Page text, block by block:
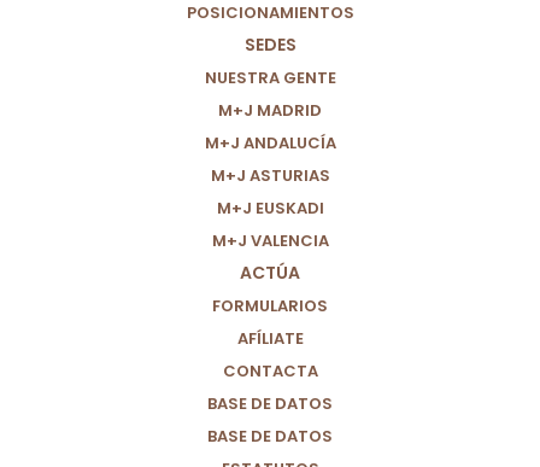
POSICIONAMIENTOS
SEDES
NUESTRA GENTE
M+J MADRID
M+J ANDALUCÍA
M+J ASTURIAS
M+J EUSKADI
M+J VALENCIA
ACTÚA
FORMULARIOS
AFÍLIATE
CONTACTA
BASE DE DATOS
BASE DE DATOS
Sistema
Socioeconómico
España